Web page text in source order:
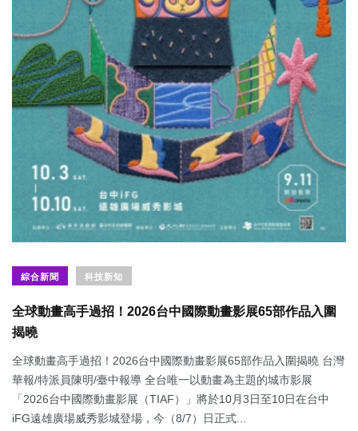
綜合新聞 科技新知
全球動畫高手過招！2026台中國際動畫影展65部作品入圍
揭曉
全球動畫高手過招！2026台中國際動畫影展65部作品入圍揭曉 台灣
華報/特派員陳明/臺中報導 全台唯一以動畫為主題的城市影展
「2026台中國際動畫影展（TIAF）」將於10月3日至10日在台中
iFG遠雄廣場威秀影城登場，今（8/7）日正式...